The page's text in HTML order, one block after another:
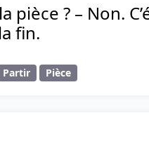
pièce ? – Non.
fin.
Partir Pièce